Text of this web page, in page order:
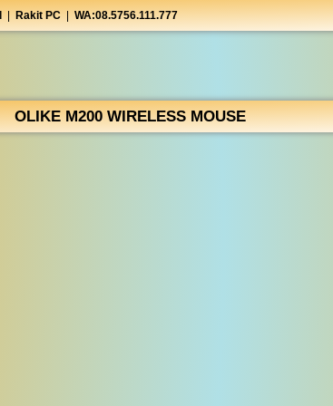
Rakit PC WA:08.5756.111.777
OLIKE M200 WIRELESS MOUSE